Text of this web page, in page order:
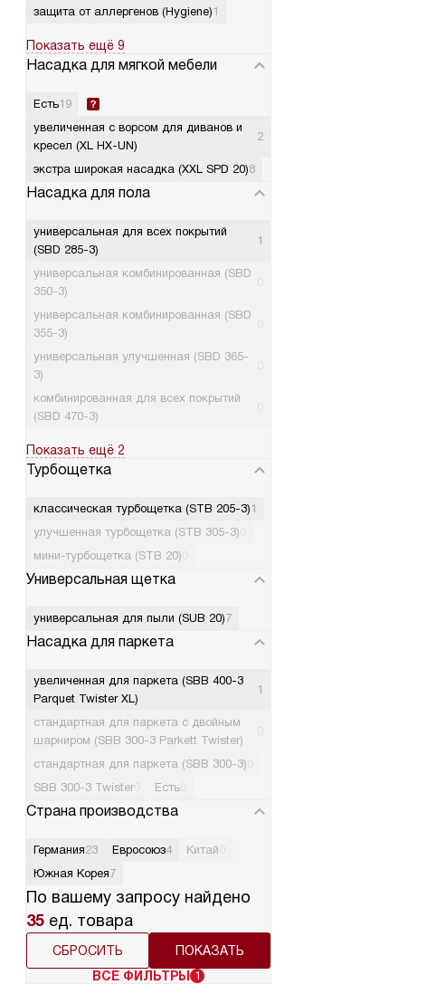
защита от аллергенов (Hygiene)1
Показать ещё 9
Насадка для мягкой мебели
Есть19
увеличенная с ворсом для диванов и
кресел (XL HX-UN)
2
экстра широкая насадка (XXL SPD 20)8
Насадка для пола
универсальная для всех покрытий
(SBD 285-3)
1
универсальная комбинированная (SBD
350-3)
универсальная комбинированная (SBD
355-3)
универсальная улучшенная (SBD 365-
3)
комбинированная для всех покрытий
(SBD 470-3)
Показать ещё 2
Турбощетка
классическая турбощетка (STB 205-3)1
улучшенная турбощетка (STB 305-3)
мини-турбощетка (STB 20)
Универсальная щетка
универсальная для пыли (SUB 20)7
Насадка для паркета
увеличенная для паркета (SBB 400-3
Parquet Twister XL)
1
стандартная для паркета с двойным
шарниром (SBB 300-3 Parkett Twister)
стандартная для паркета (SBB 300-3)
SBB 300-3 Twister0 Есть
Страна производства
Германия23 Евросоюз4 Китай
Южная Корея7
По вашему запросу найдено
35 ед. товара
СБРОСИТЬ
ВСЕ ФИЛЬТРЫ
1